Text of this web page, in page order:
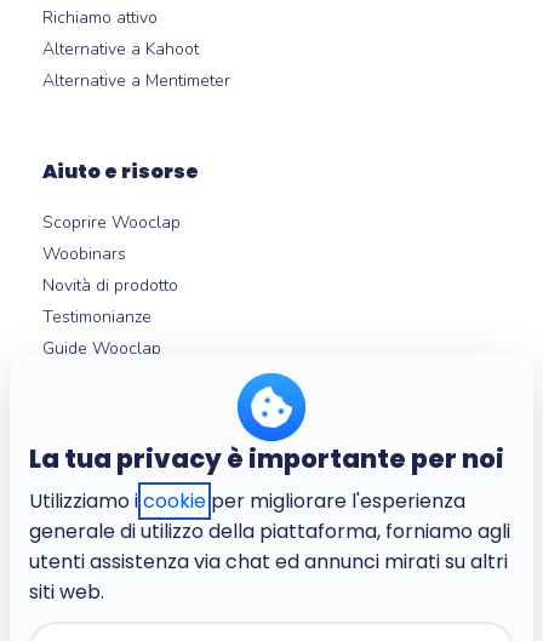
La tua privacy è importante per noi
Utilizziamo icookie per migliorare l'esperienza
generale di utilizzo della piattaforma, forniamo agli
utenti assistenza via chat ed annunci mirati su altri
siti web.
Richiamo attivo
Alternative a Kahoot
Alternative a Mentimeter
Aiuto e risorse
Scoprire Wooclap
Woobinars
Novità di prodotto
Testimonianze
Guide Wooclap
Chi siamo
L'azienda
Lavora con noi